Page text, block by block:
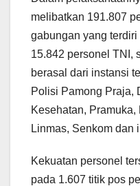
melibatkan 191.807
gabungan yang
15.842 personel TNI,
berasal dari instansi
Polisi Pamong Praja,
Kesehatan,
Linmas, Senkom dan
Kekuatan personel
pada 1.607 titik pos